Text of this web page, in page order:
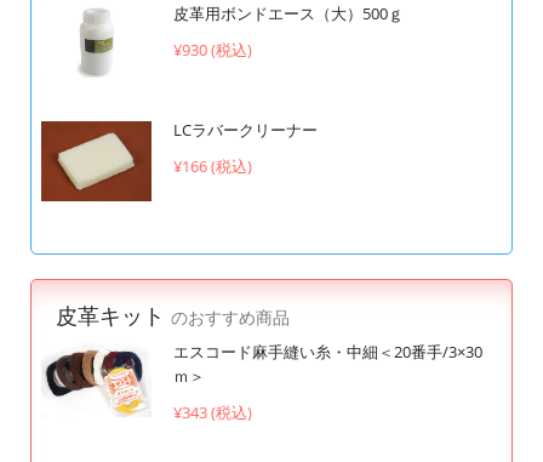
皮革用ボンドエース（大）500ｇ
¥930 (税込)
LCラバークリーナー
¥166 (税込)
皮革キット のおすすめ商品
エスコード麻手縫い糸・中細＜20番手/3×30
ｍ＞
¥343 (税込)